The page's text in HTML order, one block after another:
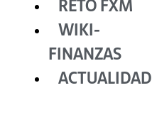
WIKI-
FINANZAS
ACTUALIDAD